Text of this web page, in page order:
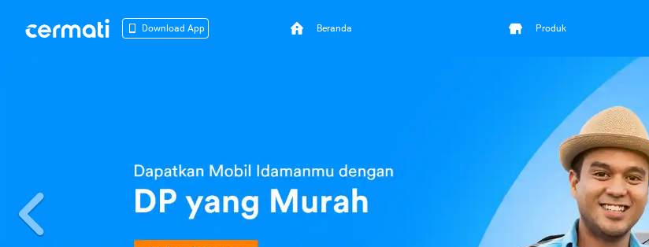
Download App Beranda Produk
Previous